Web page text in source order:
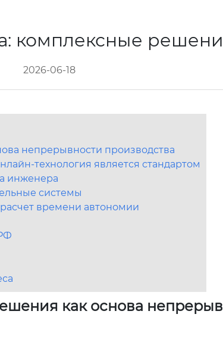
комплексные
2026-06-18
непрерывности производства
технология является стандартом
инженера
системы
времени автономии
как основа